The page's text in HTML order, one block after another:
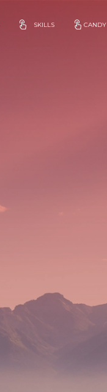
SKILLS CANDY